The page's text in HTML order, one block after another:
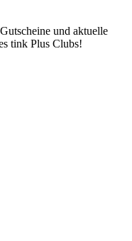
und aktuelle
tink Plus Clubs!